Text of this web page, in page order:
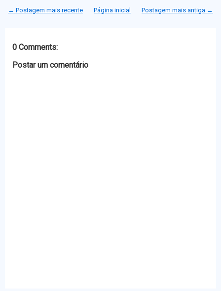
e
o
n
A
← Postagem mais recente Postagem mais antiga →
Página inicial
0 Comments:
Postar um comentário